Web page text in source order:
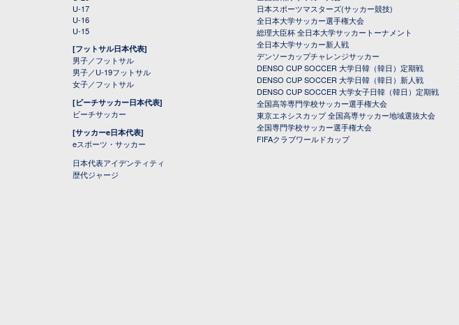
U-17
U-16
U-15
[フットサル日本代表]
男子／フットサル
男子／U-19フットサル
女子／フットサル
[ビーチサッカー日本代表]
ビーチサッカー
[サッカーe日本代表]
eスポーツ・サッカー
日本代表アイデンティティ
歴代ジャージ
日本スポーツマスターズ(サッカー競技)
全日本大学サッカー選手権大会
総理大臣杯 全日本大学サッカートーナメント
全日本大学サッカー新人戦
デンソーカップチャレンジサッカー
DENSO CUP SOCCER 大学日韓（韓日）定期戦
DENSO CUP SOCCER 大学日韓（韓日）新人戦
DENSO CUP SOCCER 大学女子日韓（韓日）定期戦
全国高等専門学校サッカー選手権大会
東京エネシスカップ 全国高専サッカー地域選抜大会
全国専門学校サッカー選手権大会
FIFAクラブワールドカップ